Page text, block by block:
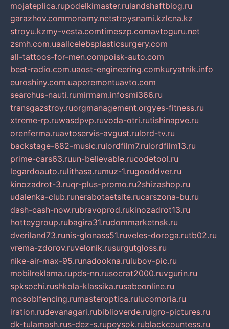
mojateplica.rupodelkimaster.rulandshaftblog.ru
garazhov.commonamy.netstroysnami.kzlcna.kz
stroyu.kzmy-vesta.comtimeszp.comavtoguru.net
zsmh.com.uaallcelebsplasticsurgery.com
all-tattoos-for-men.compoisk-auto.com
best-radio.com.uaost-engineering.comkuryatnik.info
euroshiny.com.uaporemontuavto.com
searchus-nauti.rumirmam.infosmi366.ru
transgazstroy.ruorgmanagement.orgyes-fitness.ru
xtreme-rp.ruwasdpvp.ruvoda-otri.rutishinapve.ru
orenferma.ruavtoservis-avgust.rulord-tv.ru
backstage-682-music.rulordfilm7.rulordfilm13.ru
prime-cars63.ruun-believable.rucodetool.ru
legardoauto.rulithasa.rumuz-1.rugooddver.ru
kinozadrot-3.ruqr-plus-promo.ru2shizashop.ru
udalenka-club.runerabotaetsite.rucarszona-bu.ru
dash-cash-now.rubravoprod.rukinozadrot13.ru
hotteygroup.rubagira31.rudommarketnsk.ru
dveriland73.runis-glonass51.ruveles-doroga.rutb02.ru
vrema-zdorov.ruvelonik.rusurgutgloss.ru
nike-air-max-95.runadookna.rulubov-pic.ru
mobilreklama.rupds-nn.rusocrat2000.ruvgurin.ru
spksochi.rushkola-klassika.rusabeonline.ru
mosoblfencing.rumasteroptica.rulucomoria.ru
iration.rudevanagari.rubiblioverde.ruigro-pictures.ru
dk-tulamash.rus-dez-s.rupeysok.rublackcountess.ru